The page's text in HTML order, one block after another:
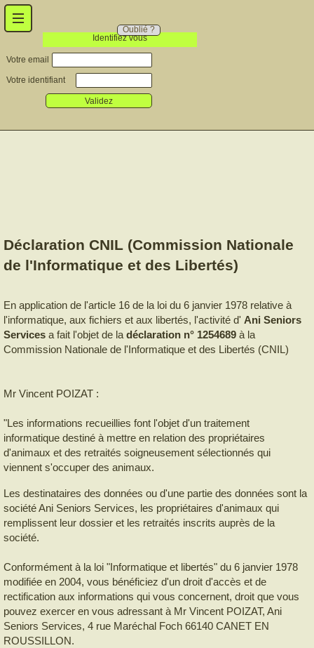
Identifiez vous
Oublié ?
Votre email
Votre identifiant
Validez
Déclaration CNIL (Commission Nationale
de l'Informatique et des Libertés)
En application de l'article 16 de la loi du 6 janvier 1978 relative à
l'informatique, aux fichiers et aux libertés, l'activité d' Ani Seniors
Services a fait l'objet de la déclaration n° 1254689 à la
Commission Nationale de l'Informatique et des Libertés (CNIL)
Mr Vincent POIZAT :
"Les informations recueillies font l'objet d'un traitement
informatique destiné à mettre en relation des propriétaires
d'animaux et des retraités soigneusement sélectionnés qui
viennent s'occuper des animaux.
Les destinataires des données ou d'une partie des données sont la
société Ani Seniors Services, les propriétaires d'animaux qui
remplissent leur dossier et les retraités inscrits auprès de la
société.
Conformément à la loi "Informatique et libertés" du 6 janvier 1978
modifiée en 2004, vous bénéficiez d'un droit d'accès et de
rectification aux informations qui vous concernent, droit que vous
pouvez exercer en vous adressant à Mr Vincent POIZAT, Ani
Seniors Services, 4 rue Maréchal Foch 66140 CANET EN
ROUSSILLON.